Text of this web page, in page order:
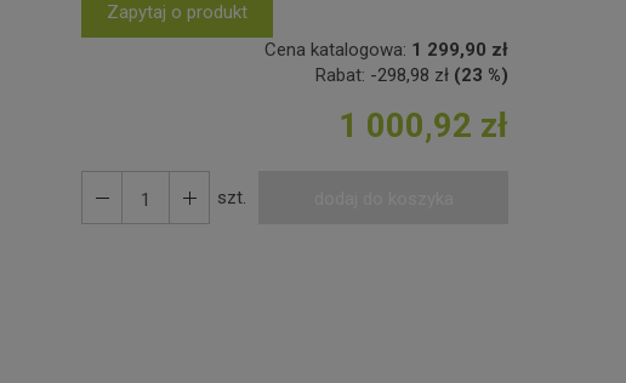
Zapytaj o produkt
Cena katalogowa: 1 299,90 zł
Rabat: -298,98 zł (23 %)
1 000,92 zł
szt.